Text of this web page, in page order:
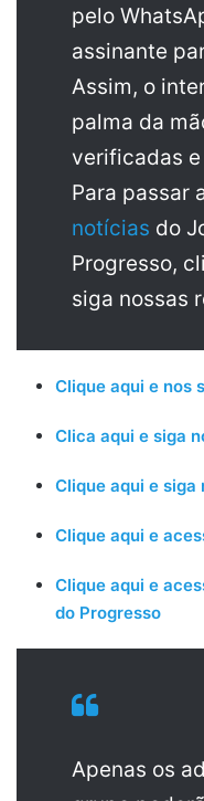
pelo
assinante
Assim, o
palma da
verificadas
Para passar
notícias do
Progresso,
siga nossas
Clique aqui e nos
Clica aqui e siga
Clique aqui e siga
Clique aqui e
Clique aqui e
do Progresso
Apenas os